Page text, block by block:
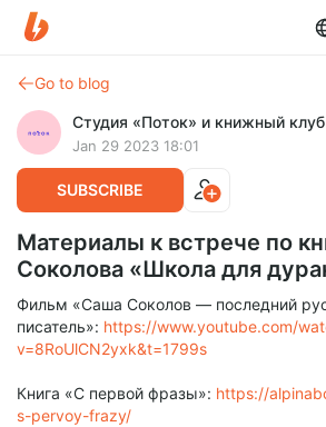
Go to blog
Студия «Поток» и книжный клуб
Jan 29 2023 18:01
SUBSCRIBE
Материалы к встрече по
Соколова «Школа для
Фильм «Саша Соколов — последний
писатель»: https://www.youtube.com/
v=8RoUlCN2yxk&t=1799s
Книга «С первой фразы»: https://
s-pervoy-frazy/